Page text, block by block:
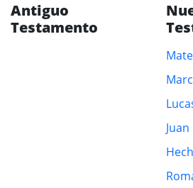
Antiguo
Testamento
Juan